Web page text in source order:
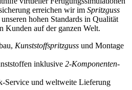
erreichen wir im Spritzguss
hohen Standards in Qualität
Kunden auf der ganzen Welt.
Kunststoffspritzguss und Montage
inklusive 2-Komponenten-
Service und weltweite Lieferung